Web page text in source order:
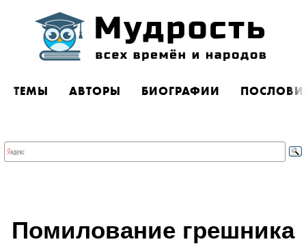
ТЕМЫ АВТОРЫ БИОГРАФИИ
Помилование грешника